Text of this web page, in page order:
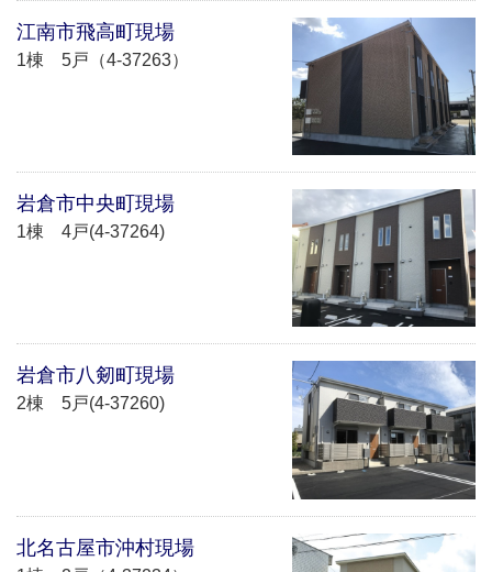
江南市飛高町現場
1棟 5戸（4-37263）
岩倉市中央町現場
1棟 4戸(4-37264)
岩倉市八剱町現場
2棟 5戸(4-37260)
北名古屋市沖村現場